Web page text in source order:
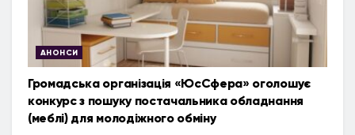
АНОНСИ
Громадська організація «ЮсСфера» оголошує
конкурс з пошуку постачальника обладнання
(меблі) для молодіжного обміну